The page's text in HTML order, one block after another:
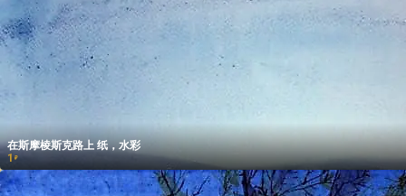
在斯摩棱斯克路上 纸，水彩
1₽